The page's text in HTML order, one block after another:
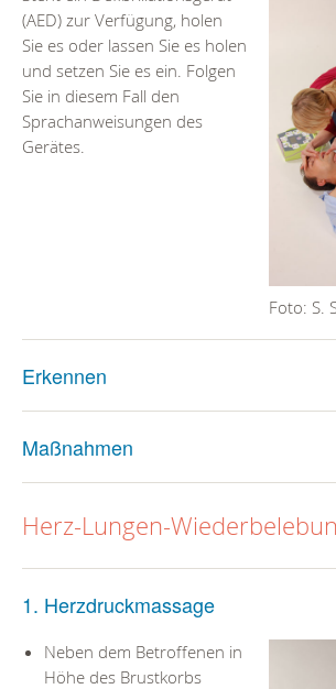
Foto: S.
(AED) zur Verfügung, holen
Sie es oder lassen Sie es holen
und setzen Sie es ein. Folgen
Sie in diesem Fall den
Sprachanweisungen des
Gerätes.
Erkennen
Maßnahmen
Herz-Lungen-
1. Herzdruckmassage
Neben dem Betroffenen in
Höhe des Brustkorbs